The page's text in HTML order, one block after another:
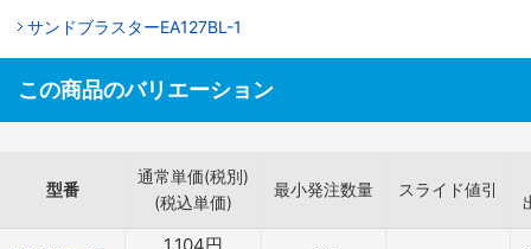
サンドブラスターEA127BL-1
この商品のバリエーション
型番
通常単価(税別)
(税込単価)
最小発注数量 スライド値引
1,104円